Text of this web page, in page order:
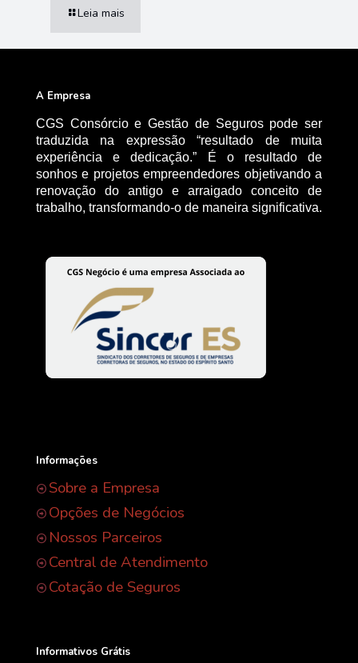
Leia mais
A Empresa
CGS Consórcio e Gestão de Seguros pode ser
traduzida na expressão “resultado de muita
experiência e dedicação.” É o resultado de
sonhos e projetos empreendedores objetivando a
renovação do antigo e arraigado conceito de
trabalho, transformando-o de maneira significativa.
Informações
Sobre a Empresa
Opções de Negócios
Nossos Parceiros
Central de Atendimento
Cotação de Seguros
Informativos Grátis